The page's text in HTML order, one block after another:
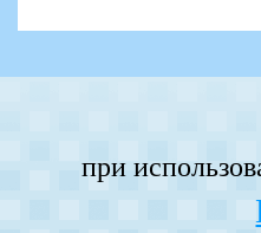
при